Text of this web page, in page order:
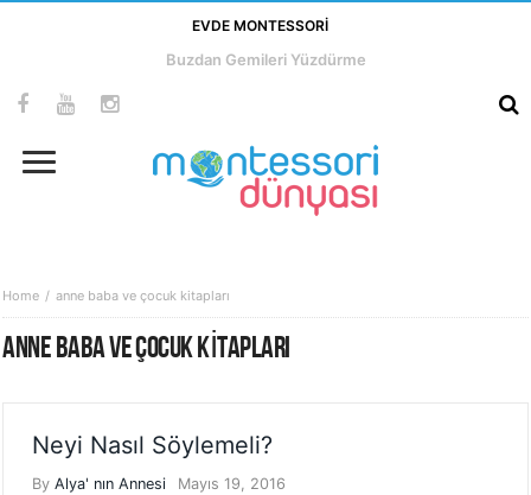
EVDE MONTESSORI
Buzdan Gemileri Yüzdürme
Home anne baba ve çocuk kitapları
ANNE BABA VE ÇOCUK KITAPLARI
Neyi Nasıl Söylemeli?
ByAlya' nın Annesi Mayıs 19, 2016